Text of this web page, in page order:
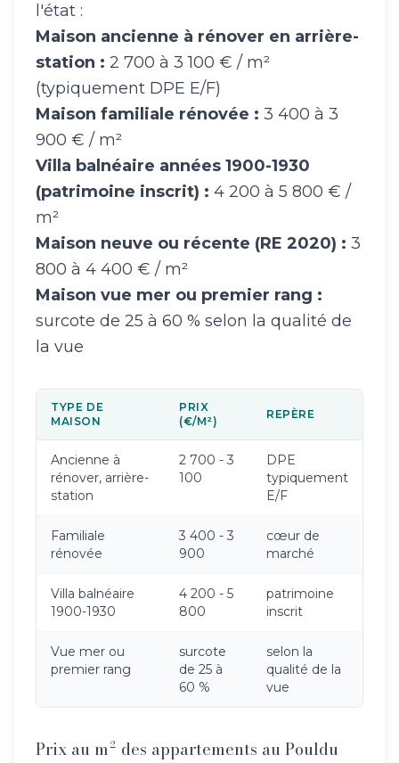
l'état :
Maison ancienne à rénover en arrière-
station : 2 700 à 3 100 € / m²
(typiquement DPE E/F)
Maison familiale rénovée : 3 400 à 3
900 € / m²
Villa balnéaire années 1900-1930
(patrimoine inscrit) : 4 200 à 5 800 € /
m²
Maison neuve ou récente (RE 2020) : 3
800 à 4 400 € / m²
Maison vue mer ou premier rang :
surcote de 25 à 60 % selon la qualité de
la vue
TYPE DE
MAISON
PRIX
(€/M²)
REPÈRE
Ancienne à
rénover, arrière-
station
2 700 - 3
100
DPE
typiquement
E/F
Familiale
rénovée
3 400 - 3
900
cœur de
marché
Villa balnéaire
1900-1930
4 200 - 5
800
patrimoine
inscrit
Vue mer ou
premier rang
surcote
de 25 à
60 %
selon la
qualité de la
vue
Prix au m² des appartements au Pouldu